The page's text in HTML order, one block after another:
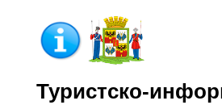
Туристско-